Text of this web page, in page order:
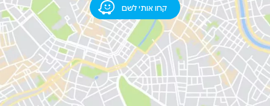
קחו אותי לשם